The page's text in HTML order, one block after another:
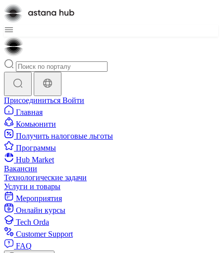
Присоединиться Войти
Главная
Комьюнити
Получить налоговые льготы
Программы
Hub Market
Вакансии
Технологические задачи
Услуги и товары
Мероприятия
Онлайн курсы
Tech Orda
Customer Support
FAQ